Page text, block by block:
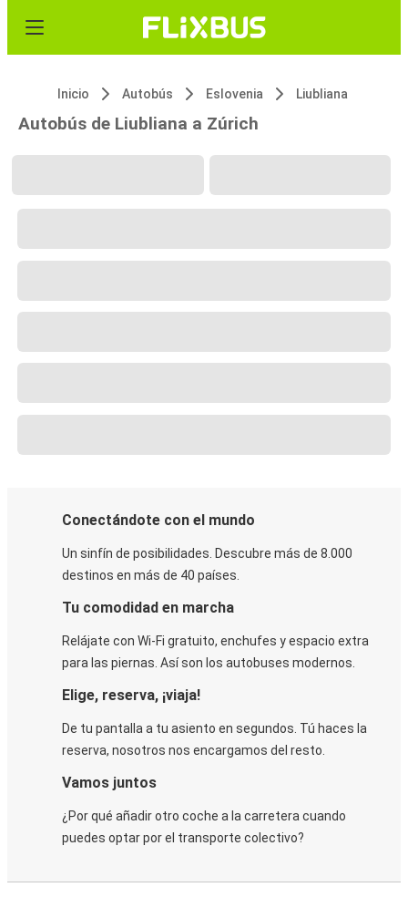
Inicio Autobús Eslovenia Liubliana
Autobús de Liubliana a Zúrich
Conectándote con el mundo
Un sinfín de posibilidades. Descubre más de 8.000
destinos en más de 40 países.
Tu comodidad en marcha
Relájate con Wi-Fi gratuito, enchufes y espacio extra
para las piernas. Así son los autobuses modernos.
Elige, reserva, ¡viaja!
De tu pantalla a tu asiento en segundos. Tú haces la
reserva, nosotros nos encargamos del resto.
Vamos juntos
¿Por qué añadir otro coche a la carretera cuando
puedes optar por el transporte colectivo?